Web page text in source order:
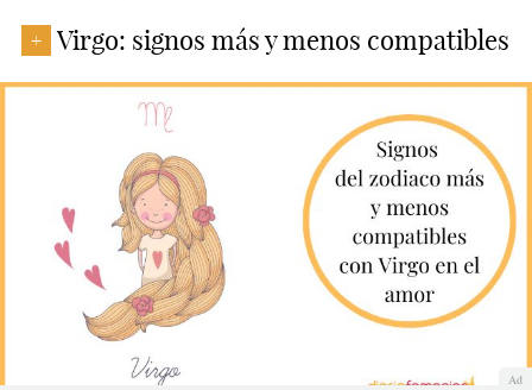
+ Virgo: signos más y menos compatibles
Ad